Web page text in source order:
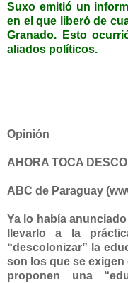
Suxo emitió un
en el que liberó de
Granado. Esto
aliados políticos.
Opinión
AHORA TOCA
ABC de Paraguay
Ya lo había
llevarlo a la
“descolonizar” la
son los que se
proponen una